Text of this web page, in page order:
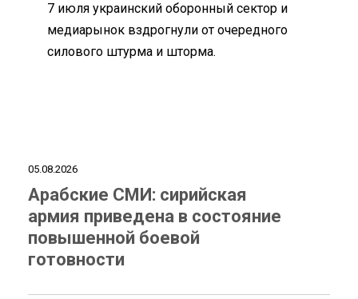
7 июля украинский оборонный сектор и
медиарынок вздрогнули от очередного
силового штурма и шторма.
05.08.2026
Арабские СМИ: сирийская
армия приведена в состояние
повышенной боевой
готовности